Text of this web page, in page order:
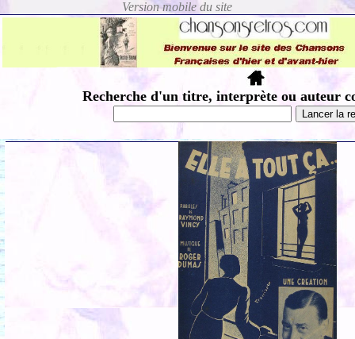
Recherche d'un titre, interprète ou auteur